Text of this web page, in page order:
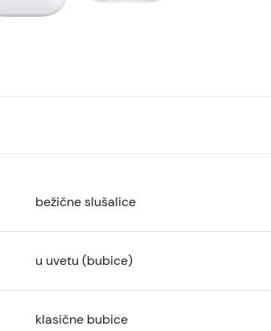
bežične slušalice
u uvetu (bubice)
klasične bubice